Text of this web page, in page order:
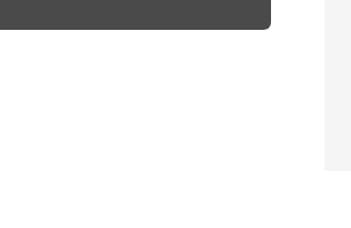
Bedürfnisse